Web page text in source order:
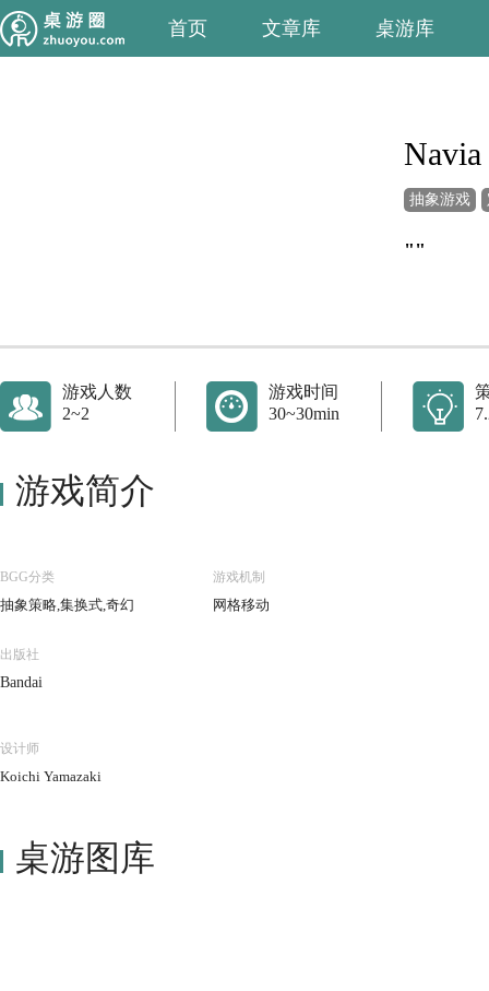
首页 文章库 桌游库
抽象游戏
""
游戏人数
2~2
游戏时间
30~30min
游戏简介
BGG分类
抽象策略,集换式,奇幻
游戏机制
网格移动
出版社
Bandai
设计师
Koichi Yamazaki
桌游图库